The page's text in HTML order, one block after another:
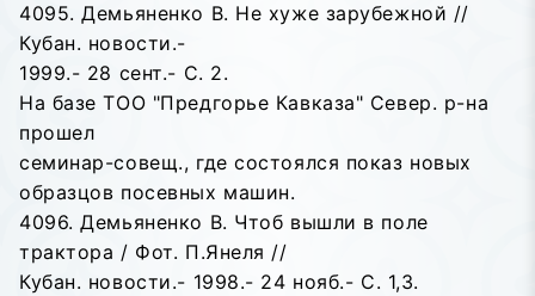
4095. Демьяненко В. Не хуже зарубежной //
Кубан. новости.-
1999.- 28 сент.- С. 2.
На базе ТОО "Предгорье Кавказа" Север. р-на
прошел
семинар-совещ., где состоялся показ новых
образцов посевных машин.
4096. Демьяненко В. Чтоб вышли в поле
трактора / Фот. П.Янеля //
Кубан. новости.- 1998.- 24 нояб.- С. 1,3.